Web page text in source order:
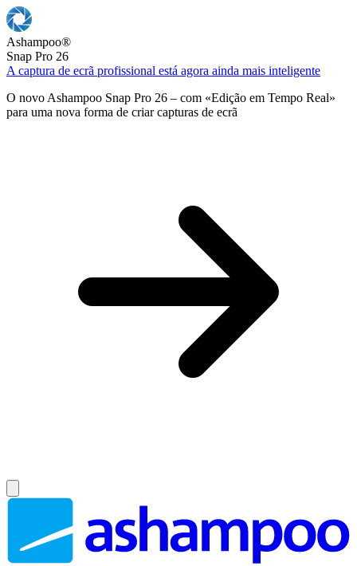
Ashampoo®
Snap Pro 26
A captura de ecrã profissional está agora ainda mais inteligente
O novo Ashampoo Snap Pro 26 – com «Edição em Tempo Real»
para uma nova forma de criar capturas de ecrã